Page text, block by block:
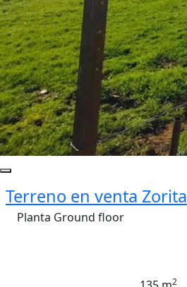
Terreno en venta Zorita
Planta Ground floor
2